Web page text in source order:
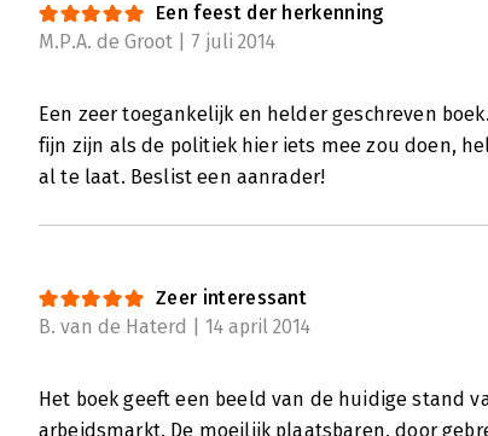
Een feest der herkenning
M.P.A. de Groot | 7 juli 2014
Een zeer toegankelijk en helder geschreven
fijn zijn als de politiek hier iets mee zou doen,
al te laat. Beslist een aanrader!
Zeer interessant
B. van de Haterd | 14 april 2014
Het boek geeft een beeld van de huidige stand
arbeidsmarkt. De moeilijk plaatsbaren, door